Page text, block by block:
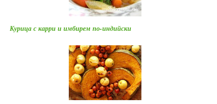
Курица с карри и имбирем по-индийски